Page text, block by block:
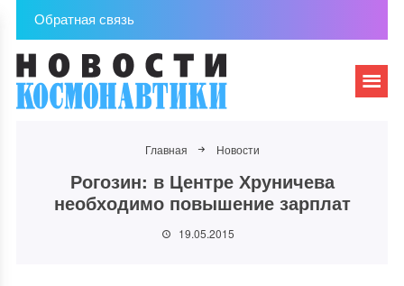
Обратная связь
Главная Новости
Рогозин: в Центре Хруничева
необходимо повышение зарплат
19.05.2015